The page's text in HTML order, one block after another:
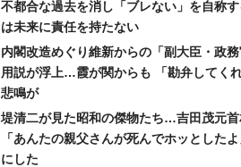
不都合な過去を消し「ブレない」を自称す
は未来に責任を持たない
内閣改造めぐり維新からの「副大臣・政
用説が浮上…霞が関からも 「勘弁してく
悲鳴が
堤清二が見た昭和の傑物たち…吉田茂元
「あんたの親父さんが死んでホッとした
にした